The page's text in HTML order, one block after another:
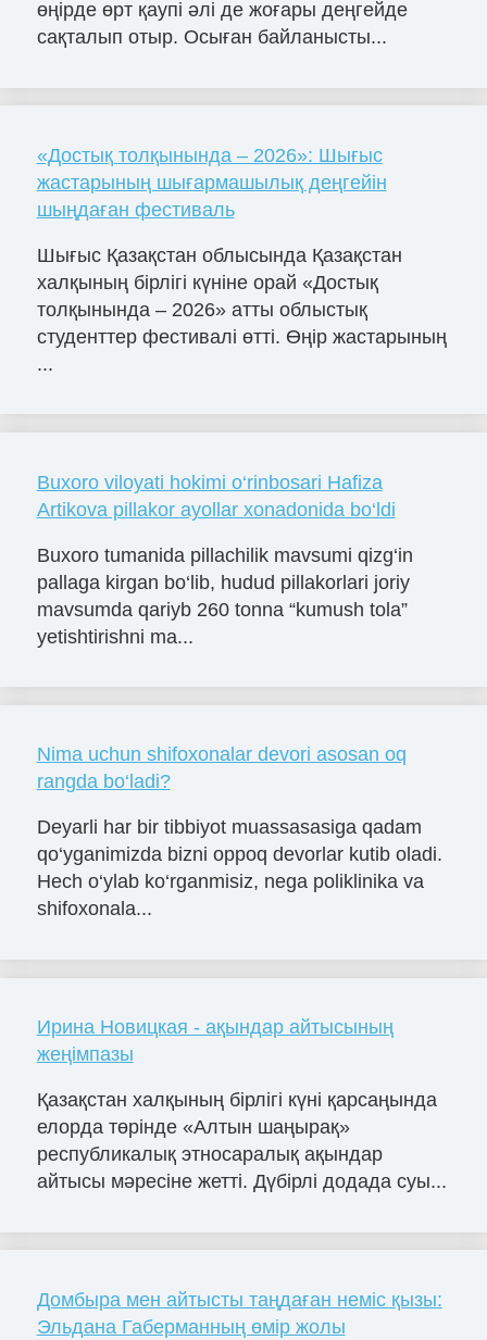
өңірде өрт қаупі әлі де жоғары деңгейде
сақталып отыр. Осыған байланысты...
«Достық толқынында – 2026»: Шығыс
жастарының шығармашылық деңгейін
шыңдаған фестиваль
Шығыс Қазақстан облысында Қазақстан
халқының бірлігі күніне орай «Достық
толқынында – 2026» атты облыстық
студенттер фестивалі өтті. Өңір жастарының
...
Buxoro viloyati hokimi o‘rinbosari Hafiza
Artikova pillakor ayollar xonadonida bo‘ldi
Buxoro tumanida pillachilik mavsumi qizg‘in
pallaga kirgan bo‘lib, hudud pillakorlari joriy
mavsumda qariyb 260 tonna “kumush tola”
yetishtirishni ma...
Nima uchun shifoxonalar devori asosan oq
rangda bo‘ladi?
Deyarli har bir tibbiyot muassasasiga qadam
qo‘yganimizda bizni oppoq devorlar kutib oladi.
Hech o‘ylab ko‘rganmisiz, nega poliklinika va
shifoxonala...
Ирина Новицкая - ақындар айтысының
жеңімпазы
Қазақстан халқының бірлігі күні қарсаңында
елорда төрінде «Алтын шаңырақ»
республикалық этносаралық ақындар
айтысы мәресіне жетті. Дүбірлі додада суы...
Домбыра мен айтысты таңдаған неміс қызы:
Эльдана Габерманның өмір жолы